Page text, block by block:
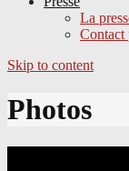
La
Contact
Skip to content
Photos